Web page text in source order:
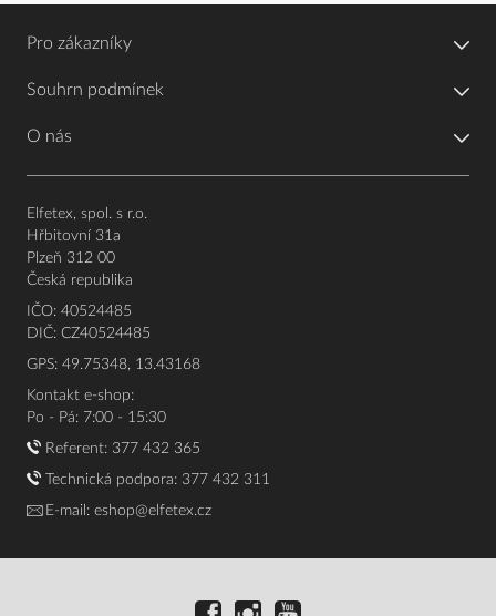
Pro zákazníky
Souhrn podmínek
O nás
Elfetex, spol. s r.o.
Hřbitovní 31a
Plzeň 312 00
Česká republika
IČO: 40524485
DIČ: CZ40524485
GPS: 49.75348, 13.43168
Kontakt e-shop:
Po - Pá: 7:00 - 15:30
Referent: 377 432 365
Technická podpora: 377 432 311
E-mail: eshop@elfetex.cz